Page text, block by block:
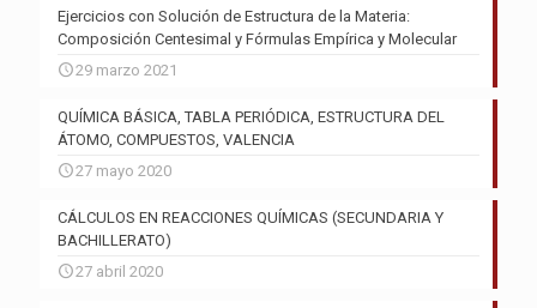
Ejercicios con Solución de Estructura de la Materia:
Composición Centesimal y Fórmulas Empírica y Molecular
29 marzo 2021
QUÍMICA BÁSICA, TABLA PERIÓDICA, ESTRUCTURA DEL
ÁTOMO, COMPUESTOS, VALENCIA
27 mayo 2020
CÁLCULOS EN REACCIONES QUÍMICAS (SECUNDARIA Y
BACHILLERATO)
27 abril 2020